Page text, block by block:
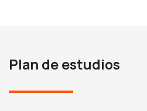
Plan de estudios